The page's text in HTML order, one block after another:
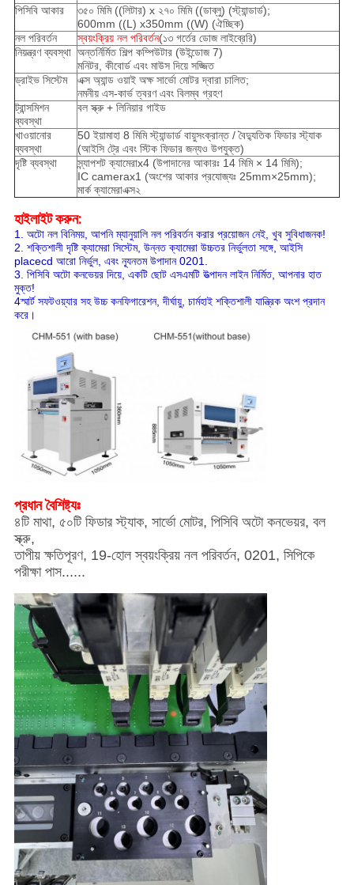
পিসিবি আকার
৩৫০ মিমি ((লিটার) x ২৭০ মিমি ((ডাব্লু) (স্ট্যান্ডার্ড);
600mm ((L) x350mm ((W) (ঐচ্ছিক)
নল পরিবর্তন
স্বয়ংক্রিয় নল পরিবর্তন(১৩ গর্তের ডোজ লাইব্রেরি)
নিয়ন্ত্রণ ব্যবস্থা অন্তর্নির্মিত শিল্প কম্পিউটার (উইন্ডোজ 7)
মনিটর, কীবোর্ড এবং মাউস দিয়ে সজ্জিত
ড্রাইভ সিস্টেম
এক্স অ্যান্ড ওয়াই অক্ষ সার্ভো মোটর দ্বারা চালিত;
নমনীয় এস-কার্ভ ত্বরণ এবং বিলম্ব গ্রহণ
ট্রান্সমিশন
ব্যবস্থা
বল স্ক্রু + লিনিয়ার গাইড
খাওয়ানোর
ব্যবস্থা
50 ইয়ামাহা 8 মিমি স্ট্যান্ডার্ড বায়ুসংক্রান্ত / বৈদ্যুতিক ফিডার স্ট্যাক
(আইসি ট্রে এবং স্টিক ফিডার জন্যও উপযুক্ত)
দৃষ্টি ব্যবস্থা
স্ন্যাপশট ক্যামেরাx4 (উপাদানের আকারঃ 14 মিমি × 14 মিমি);
IC camerax1 (অংশের আকার প্রযোজ্যঃ 25mm×25mm);
মার্ক ক্যামেরাএক্স২
হাইলাইট করুন:
1. অটো নল বিনিময়, আপনি ম্যানুয়ালি নল পরিবর্তন করার প্রয়োজন নেই, খুব সুবিধাজনক!
2. শক্তিশালী দৃষ্টি ক্যামেরা সিস্টেম, উন্নত ক্যামেরা উচ্চতর নির্ভুলতা সঙ্গে, আইসি
placecd আরো নির্ভুল, এবং ন্যূনতম উপাদান 0201.
3. পিসিবি অটো কনভেয়র দিয়ে, একটি ছোট এসএমটি উত্পাদন লাইন নির্মিত, আপনার হাত
মুক্ত!
4স্মার্ট সফটওয়্যার সহ উচ্চ কনফিগারেশন, দীর্ঘায়ু, চার্মহাই শক্তিশালী যান্ত্রিক অংশ প্রদান
করে।
প্রধান বৈশিষ্ট্যঃ
৪টি মাথা, ৫০টি ফিডার স্ট্যাক, সার্ভো মোটর, পিসিবি অটো কনভেয়র, বল
স্ক্রু,
তাপীয় ক্ষতিপূরণ, 19-হোল স্বয়ংক্রিয় নল পরিবর্তন, 0201, সিপিকে
পরীক্ষা পাস......